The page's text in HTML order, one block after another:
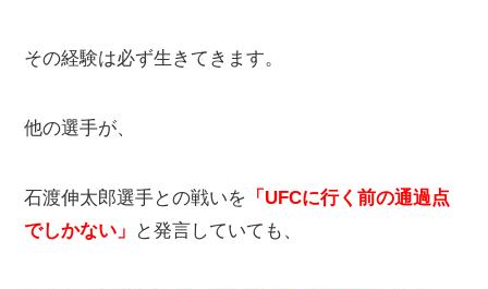
その経験は必ず生きてきます。
他の選手が、
石渡伸太郎選手との戦いを 「UFCに行く前の通過点
でしかない」
と発言していても、